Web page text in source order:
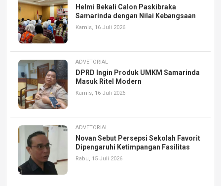
Helmi Bekali Calon Paskibraka
Samarinda dengan Nilai Kebangsaan
Kamis, 16 Juli 2026
ADVETORIAL
DPRD Ingin Produk UMKM Samarinda
Masuk Ritel Modern
Kamis, 16 Juli 2026
ADVETORIAL
Novan Sebut Persepsi Sekolah Favorit
Dipengaruhi Ketimpangan Fasilitas
Rabu, 15 Juli 2026